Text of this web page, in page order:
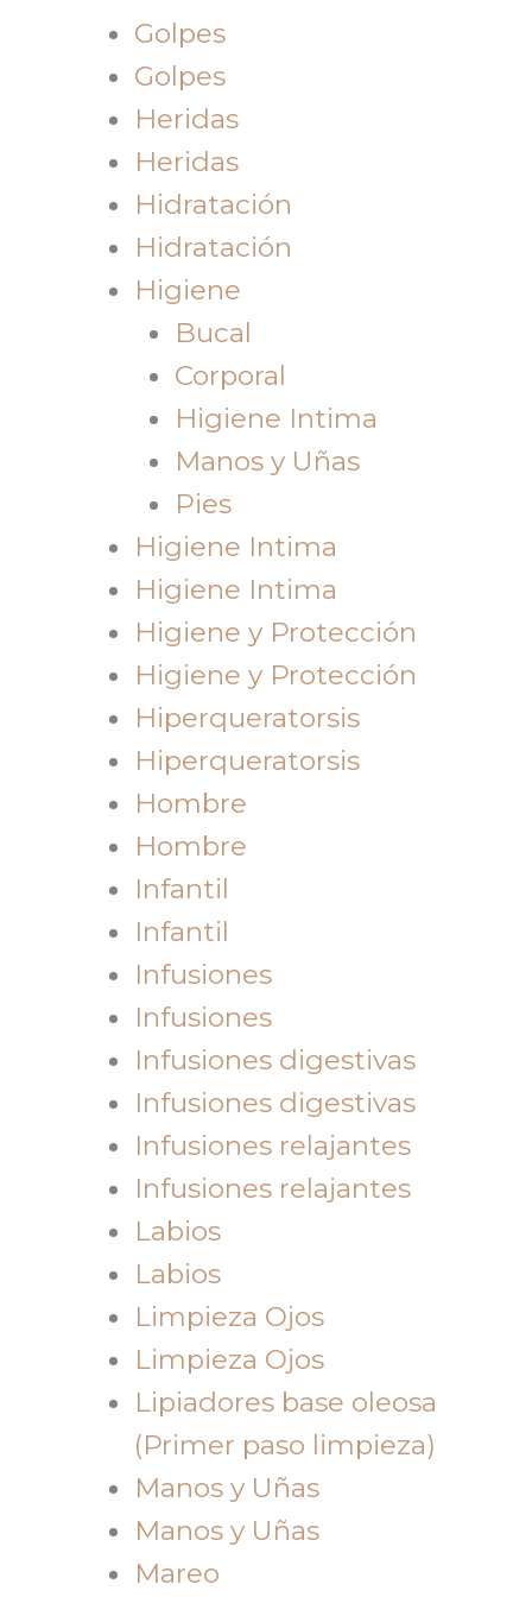
Golpes
Golpes
Heridas
Heridas
Hidratación
Hidratación
Higiene
Bucal
Corporal
Higiene Intima
Manos y Uñas
Pies
Higiene Intima
Higiene Intima
Higiene y Protección
Higiene y Protección
Hiperqueratorsis
Hiperqueratorsis
Hombre
Hombre
Infantil
Infantil
Infusiones
Infusiones
Infusiones digestivas
Infusiones digestivas
Infusiones relajantes
Infusiones relajantes
Labios
Labios
Limpieza Ojos
Limpieza Ojos
Lipiadores base oleosa
(Primer paso limpieza)
Manos y Uñas
Manos y Uñas
Mareo